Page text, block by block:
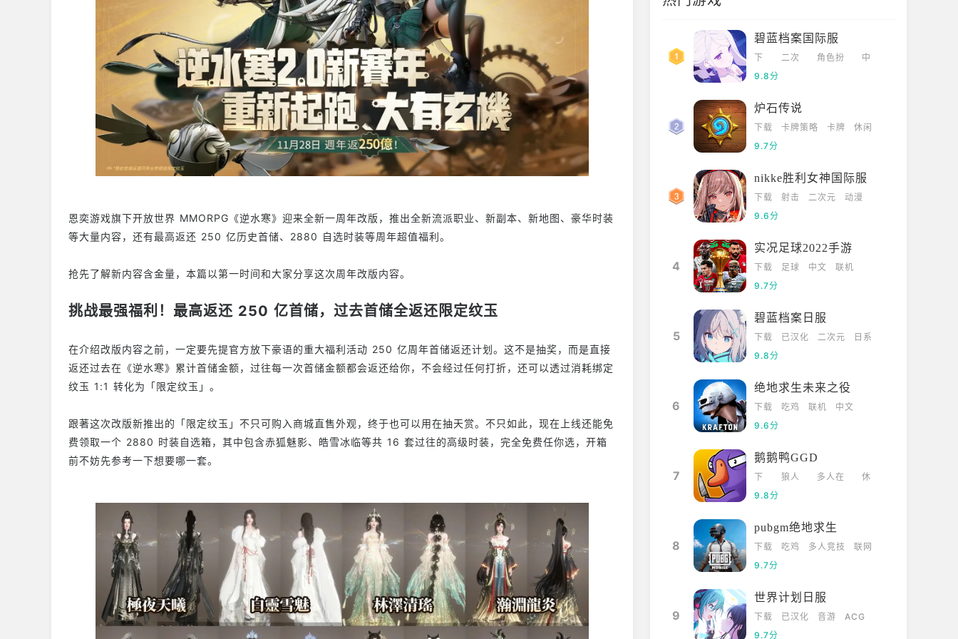
恩奕游戏旗下开放世界 MMORPG《逆水寒》迎来全新一周年改版，推出全新流派职业、新副本、新地图、豪华时装
等大量内容，还有最高返还 250 亿历史首储、2880 自选时装等周年超值福利。
抢先了解新内容含金量，本篇以第一时间和大家分享这次周年改版内容。
挑战最强福利！最高返还 250 亿首储，过去首储全返还限定纹玉
在介绍改版内容之前，一定要先提官方放下豪语的重大福利活动 250 亿周年首储返还计划。这不是抽奖，而是直接
返还过去在《逆水寒》累计首储金额，过往每一次首储金额都会返还给你，不会经过任何打折，还可以透过消耗绑定
纹玉 1:1 转化为「限定纹玉」。
跟著这次改版新推出的「限定纹玉」不只可购入商城直售外观，终于也可以用在抽天赏。不只如此，现在上线还能免
费领取一个 2880 时装自选箱，其中包含赤狐魅影、皓雪冰临等共 16 套过往的高级时装，完全免费任你选，开箱
前不妨先参考一下想要哪一套。
碧蓝档案国际服
下
载
二次
角色扮
中
9.8分
炉石传说
下载 卡牌策略 卡牌
休闲
9.7分
nikke胜利女神国际服
下载 射击 二次元
动漫
9.6分
4
实况足球2022手游
下载 足球 中文
联机
9.7分
5
碧蓝档案日服
下载 已汉化 二次元
日系
9.8分
6
绝地求生未来之役
下载 吃鸡 联机
中文
9.6分
7
鹅鹅鸭GGD
下
载
狼人
多人在
休
9.8分
8
pubgm绝地求生
下载 吃鸡 多人竞技
联网
9.7分
9
世界计划日服
下载 已汉化 音游
ACG
9.7分